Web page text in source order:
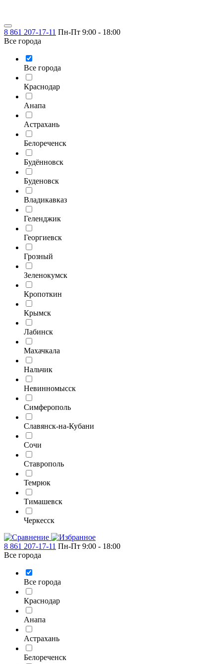
8 861 207-17-11 Пн-Пт 9:00 - 18:00
Все города
Все города
Краснодар
Анапа
Астрахань
Белореченск
Будённовск
Буденовск
Владикавказ
Геленджик
Георгиевск
Грозный
Зеленокумск
Кропоткин
Крымск
Лабинск
Махачкала
Нальчик
Невинномысск
Симферополь
Славянск-на-Кубани
Сочи
Ставрополь
Темрюк
Тимашевск
Черкесск
8 861 207-17-11 Пн-Пт 9:00 - 18:00
Все города
Все города
Краснодар
Анапа
Астрахань
Белореченск